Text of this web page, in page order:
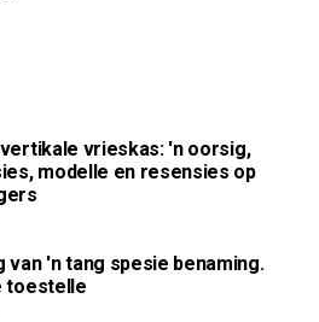
vrieskas: 'n oorsig,
modelle en resensies op
van 'n tang spesie benaming.
toestelle